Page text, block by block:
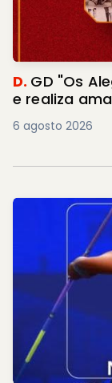
D. GD "Os
e realiza
6 agosto 2026